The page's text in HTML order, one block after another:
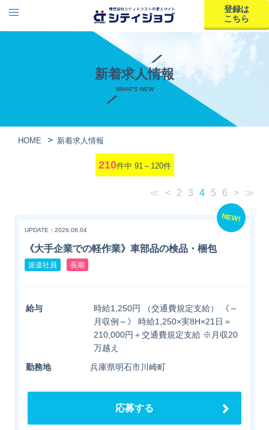
登録は
こちら
新着求人情報
WHAT'S NEW
HOME 新着求人情報
210件中 91～120件
≪ < 2 3 4 5 6 > ≫
NEW!
UPDATE：2026.08.04
《大手企業での軽作業》車部品の検品・梱包
派遣社員 長期
給与
時給1,250円 （交通費規定支給） 《～
月収例～》 時給1,250×実8H×21日＝
210,000円＋交通費規定支給 ※月収20
万越え
勤務地
兵庫県明石市川崎町
応募する